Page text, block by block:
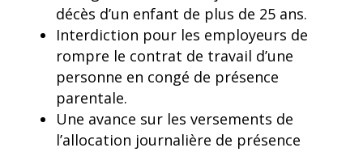
décès d’un enfant de plus de 25 ans.
Interdiction pour les employeurs de
rompre le contrat de travail d’une
personne en congé de présence
parentale.
Une avance sur les versements de
l’allocation journalière de présence